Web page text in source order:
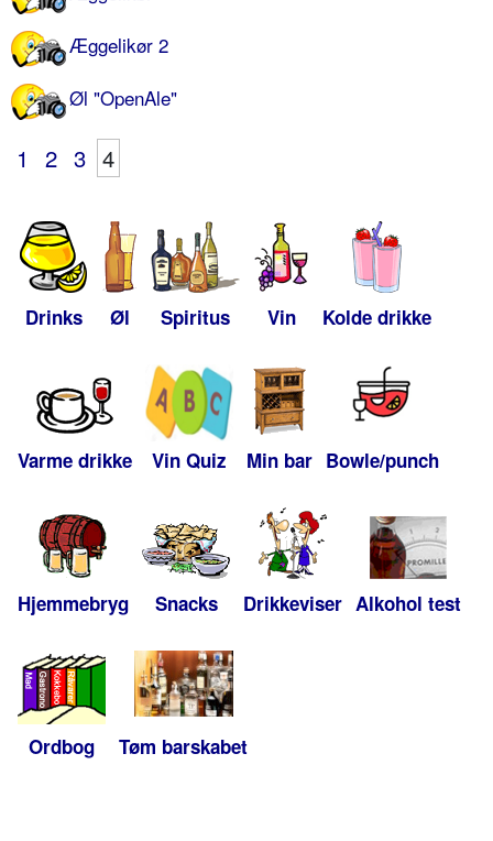
Æggelikør 2
Øl "OpenAle"
1 2 3 4
Drinks Øl Spiritus Vin Kolde drikke
Varme drikke Vin Quiz Min bar Bowle/punch
Hjemmebryg Snacks Drikkeviser Alkohol test
Ordbog Tøm barskabet